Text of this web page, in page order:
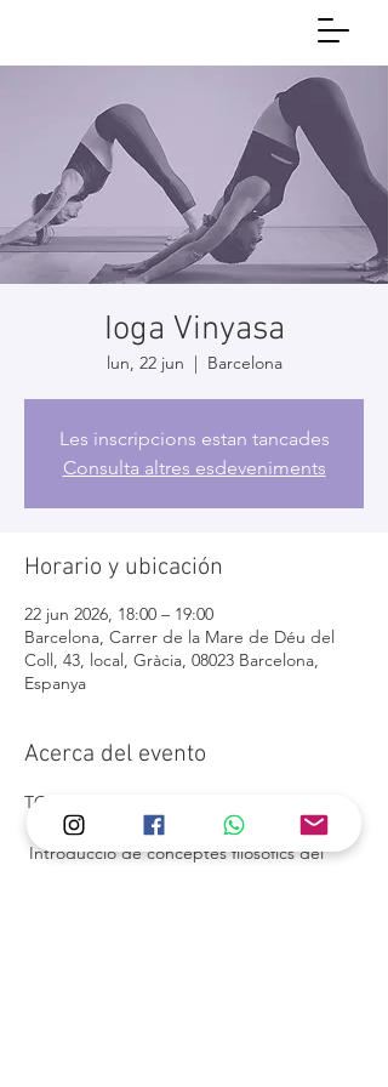
Ioga Vinyasa
lun, 22 jun
  |
Barcelona
Les inscripcions estan tancades
Consulta altres esdeveniments
Horario y ubicación
22 jun 2026, 18:00 – 19:00
Barcelona, Carrer de la Mare de Déu del
Coll, 43, local, Gràcia, 08023 Barcelona,
Espanya
Acerca del evento
TOTS ELS DILLUNS DE 18H A 19H